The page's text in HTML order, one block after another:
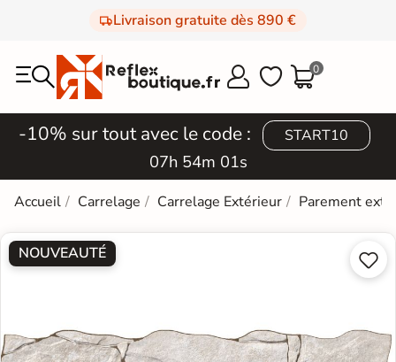
Livraison gratuite dès 890 €
  0
-10% sur tout avec le code : START10
07h 54m 01s
Accueil Carrelage Carrelage Extérieur Parement
NOUVEAUTÉ 
